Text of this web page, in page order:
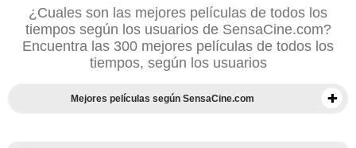
¿Cuales son las mejores películas de todos los
tiempos según los usuarios de SensaCine.com?
Encuentra las 300 mejores películas de todos los
tiempos, según los usuarios
Mejores películas según SensaCine.com